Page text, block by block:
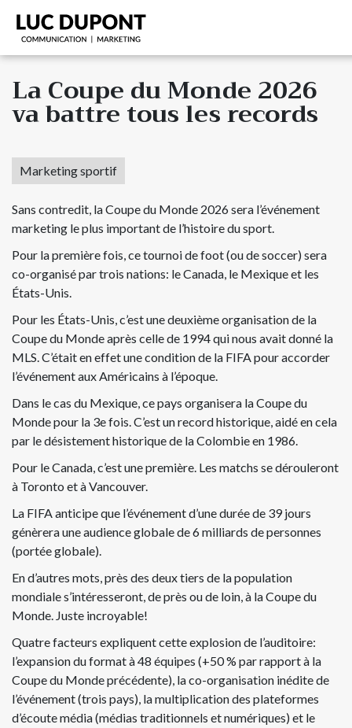
La Coupe du Monde 2026
va battre tous les records
Marketing sportif
Sans contredit, la Coupe du Monde 2026 sera l’événement
marketing le plus important de l’histoire du sport.
Pour la première fois, ce tournoi de foot (ou de soccer) sera
co-organisé par trois nations: le Canada, le Mexique et les
États-Unis.
Pour les États-Unis, c’est une deuxième organisation de la
Coupe du Monde après celle de 1994 qui nous avait donné la
MLS. C’était en effet une condition de la FIFA pour accorder
l’événement aux Américains à l’époque.
Dans le cas du Mexique, ce pays organisera la Coupe du
Monde pour la 3e fois. C’est un record historique, aidé en cela
par le désistement historique de la Colombie en 1986.
Pour le Canada, c’est une première. Les matchs se dérouleront
à Toronto et à Vancouver.
La FIFA anticipe que l’événement d’une durée de 39 jours
génèrera une audience globale de 6 milliards de personnes
(portée globale).
En d’autres mots, près des deux tiers de la population
mondiale s’intéresseront, de près ou de loin, à la Coupe du
Monde. Juste incroyable!
Quatre facteurs expliquent cette explosion de l’auditoire:
l’expansion du format à 48 équipes (+50 % par rapport à la
Coupe du Monde précédente), la co-organisation inédite de
l’événement (trois pays), la multiplication des plateformes
d’écoute média (médias traditionnels et numériques) et le